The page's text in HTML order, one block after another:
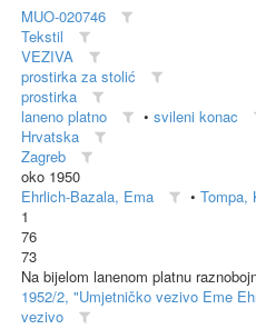
MUO-020746
Tekstil
VEZIVA
prostirka za stolić
prostirka
laneno platno • svileni konac
Hrvatska
Zagreb
oko 1950
Ehrlich-Bazala, Ema • Tompa,
1
76
73
Na bijelom lanenom platnu
1952/2, "Umjetničko vezivo Eme
vezivo